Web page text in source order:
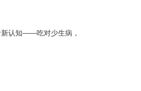
新认知——吃对少生病，